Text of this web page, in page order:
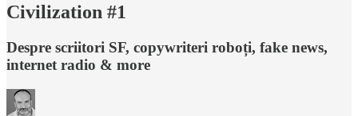
Civilization #1
Despre scriitori SF, copywriteri roboți, fake news,
internet radio & more